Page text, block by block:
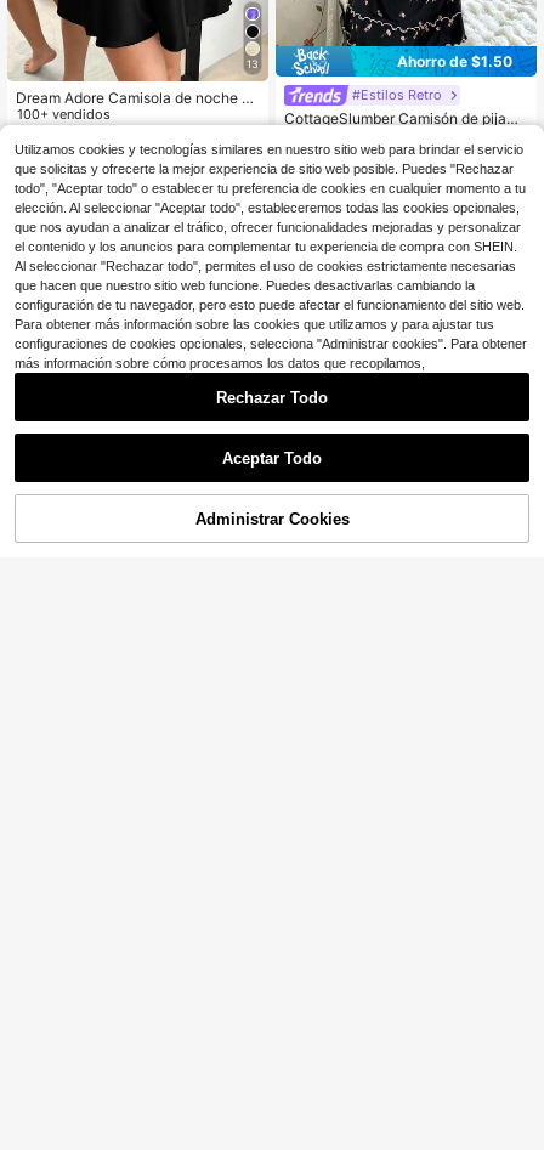
13
Dream Adore Camisola de noche pa
ra mujer con corsé de encaje con b
tica, estilo maduro y sexy
100+ vendidos
$9.69 -11%
Ahorro de $1.50
#Estilos Retro
CottageSlumber Camisón de pijama
n volantes y ribete de lechuga
$11.69 -11% con cupón
¡12% DE DESCUENTO! AÑADIR A LA BOLSA
Utilizamos cookies y tecnologías similares en nuestro sitio web para brindar el servicio
que solicitas y ofrecerte la mejor experiencia de sitio web posible. Puedes "Rechazar
todo", "Aceptar todo" o establecer tu preferencia de cookies en cualquier momento a tu
elección. Al seleccionar "Aceptar todo", estableceremos todas las cookies opcionales,
que nos ayudan a analizar el tráfico, ofrecer funcionalidades mejoradas y personalizar
el contenido y los anuncios para complementar tu experiencia de compra con SHEIN.
Al seleccionar "Rechazar todo", permites el uso de cookies estrictamente necesarias
que hacen que nuestro sitio web funcione. Puedes desactivarlas cambiando la
configuración de tu navegador, pero esto puede afectar el funcionamiento del sitio web.
Para obtener más información sobre las cookies que utilizamos y para ajustar tus
configuraciones de cookies opcionales, selecciona "Administrar cookies". Para obtener
más información sobre cómo procesamos los datos que recopilamos,
Rechazar Todo
Aceptar Todo
Administrar Cookies